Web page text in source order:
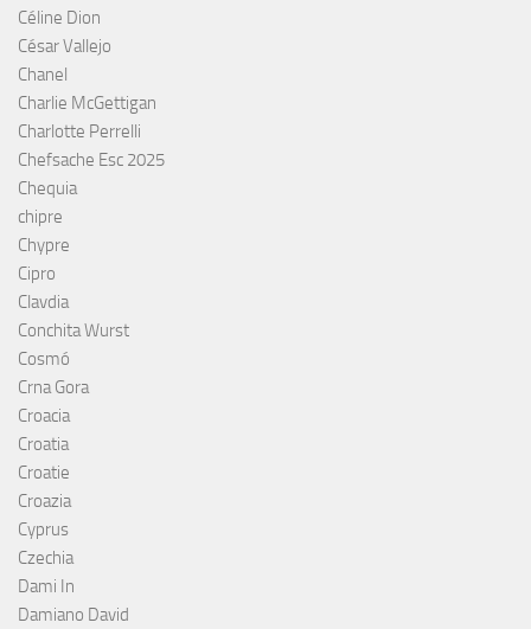
Céline Dion
César Vallejo
Chanel
Charlie McGettigan
Charlotte Perrelli
Chefsache Esc 2025
Chequia
chipre
Chypre
Cipro
Clavdia
Conchita Wurst
Cosmó
Crna Gora
Croacia
Croatia
Croatie
Croazia
Cyprus
Czechia
Dami In
Damiano David